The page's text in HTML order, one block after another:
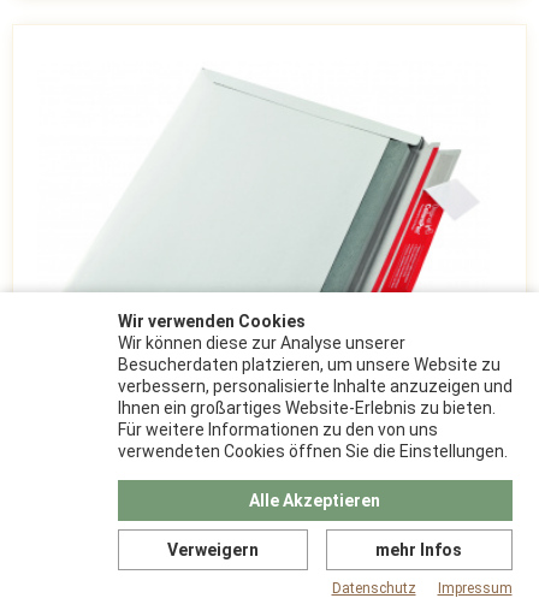
248x174x30 mm Vollpappversandtasche
Wir verwenden Cookies
Wir können diese zur Analyse unserer
Besucherdaten platzieren, um unsere Website zu
verbessern, personalisierte Inhalte anzuzeigen und
Ihnen ein großartiges Website-Erlebnis zu bieten.
Für weitere Informationen zu den von uns
verwendeten Cookies öffnen Sie die Einstellungen.
Verweigern
Alle Akzeptieren
mehr Infos
Datenschutz Impressum